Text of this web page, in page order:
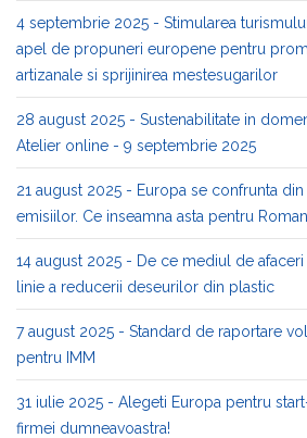
4 septembrie 2025 - Stimularea
apel de propuneri europene pentru
artizanale si sprijinirea mestesugarilor
28 august 2025 - Sustenabilitate in
Atelier online - 9 septembrie 2025
21 august 2025 - Europa se confrunta
emisiilor. Ce inseamna asta pentru
14 august 2025 - De ce mediul de
linie a reducerii deseurilor din plastic
7 august 2025 - Standard de raportare
pentru IMM
31 iulie 2025 - Alegeti Europa pentru
firmei dumneavoastra!